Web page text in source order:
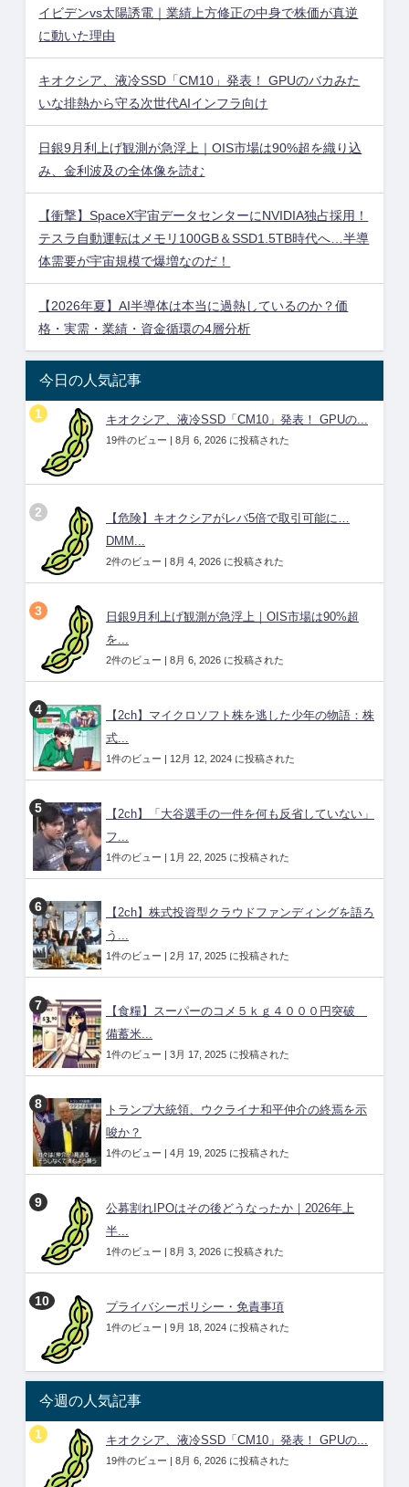
イビデンvs太陽誘電｜業績上方修正の中身で株価が真逆
に動いた理由
キオクシア、液冷SSD「CM10」発表！ GPUのバカみた
いな排熱から守る次世代AIインフラ向け
日銀9月利上げ観測が急浮上｜OIS市場は90%超を織り込
み、金利波及の全体像を読む
【衝撃】SpaceX宇宙データセンターにNVIDIA独占採用！
テスラ自動運転はメモリ100GB＆SSD1.5TB時代へ…半導
体需要が宇宙規模で爆増なのだ！
【2026年夏】AI半導体は本当に過熱しているのか？価
格・実需・業績・資金循環の4層分析
今日の人気記事
キオクシア、液冷SSD「CM10」発表！ GPUの...
19件のビュー | 8月 6, 2026 に投稿された
【危険】キオクシアがレバ5倍で取引可能に…
DMM...
2件のビュー | 8月 4, 2026 に投稿された
日銀9月利上げ観測が急浮上｜OIS市場は90%超
を...
2件のビュー | 8月 6, 2026 に投稿された
【2ch】マイクロソフト株を逃した少年の物語：株
式...
1件のビュー | 12月 12, 2024 に投稿された
【2ch】「大谷選手の一件を何も反省していない」
フ...
1件のビュー | 1月 22, 2025 に投稿された
【2ch】株式投資型クラウドファンディングを語ろ
う...
1件のビュー | 2月 17, 2025 に投稿された
【食糧】スーパーのコメ５ｋｇ４０００円突破
備蓄米...
1件のビュー | 3月 17, 2025 に投稿された
トランプ大統領、ウクライナ和平仲介の終焉を示
唆か？
1件のビュー | 4月 19, 2025 に投稿された
公募割れIPOはその後どうなったか｜2026年上
半...
1件のビュー | 8月 3, 2026 に投稿された
プライバシーポリシー・免責事項
1件のビュー | 9月 18, 2024 に投稿された
今週の人気記事
キオクシア、液冷SSD「CM10」発表！ GPUの...
19件のビュー | 8月 6, 2026 に投稿された